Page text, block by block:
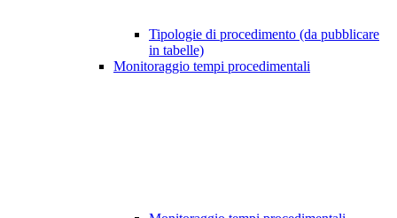
Tipologie di procedimento (da pubblicare
in tabelle)
Monitoraggio tempi procedimentali